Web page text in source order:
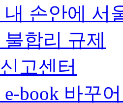
내 손안에 서
불합리 규제
신고센터
e-book 바꾸